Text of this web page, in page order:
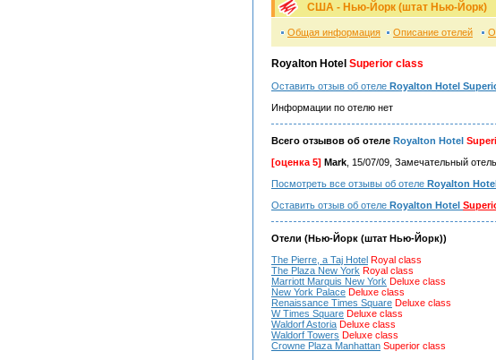
США - Нью-Йорк (штат Нью-Йорк)
Общая информация Описание отелей
Royalton Hotel Superior class
Оставить отзыв об отеле Royalton Hotel
Информации по отелю нет
Всего отзывов об отеле Royalton Hotel
[оценка 5] Mark , 15/07/09, Замечательный
Посмотреть все отзывы об отеле Royalton
Оставить отзыв об отеле Royalton Hotel
Отели (Нью-Йорк (штат Нью-Йорк))
The Pierre, a Taj Hotel Royal class
The Plaza New York Royal class
Marriott Marquis New York Deluxe class
New York Palace Deluxe class
Renaissance Times Square Deluxe class
W Times Square Deluxe class
Waldorf Astoria Deluxe class
Waldorf Towers Deluxe class
Crowne Plaza Manhattan Superior class